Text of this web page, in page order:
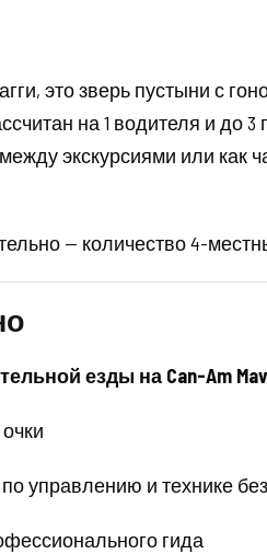
это зверь пустыни с
на 1 водителя и до
экскурсиями или как
— количество 4-
езды на Can-Am
управлению и технике
гида